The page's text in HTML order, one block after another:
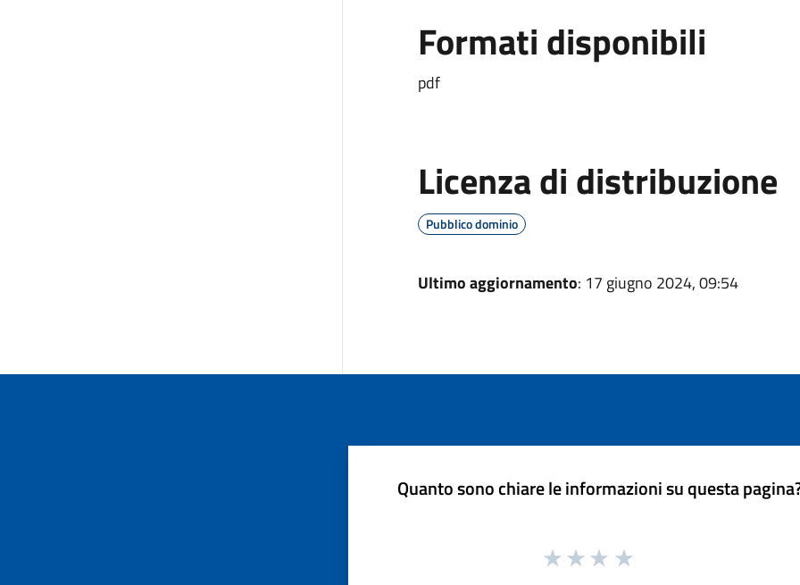
Formati disponibili
pdf
Licenza di distribuzione
Pubblico dominio
Ultimo aggiornamento: 17 giugno 2024, 09:54
Quanto sono chiare le informazioni su questa